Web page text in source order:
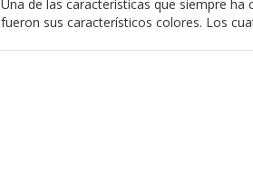
Una de las características que siempre
fueron sus característicos colores. Los